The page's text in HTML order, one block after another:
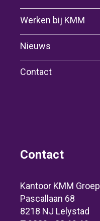
Werken bij KMM
Nieuws
Contact
Contact
Kantoor KMM Groep
Pascallaan 68
8218 NJ Lelystad